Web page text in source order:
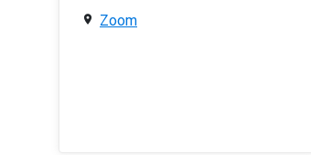
Zoom